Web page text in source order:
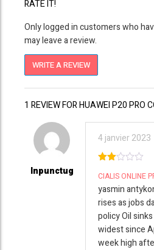
RATE IT!
Only logged in customers who
may leave a review.
WRITE A REVIEW
1 REVIEW FOR HUAWEI P20 PRO
Inpunctug
4 janvier 2023
out
of 5
CIALIS ONLINE
yasmin
rises as jobs
policy Oil
widest since
week high